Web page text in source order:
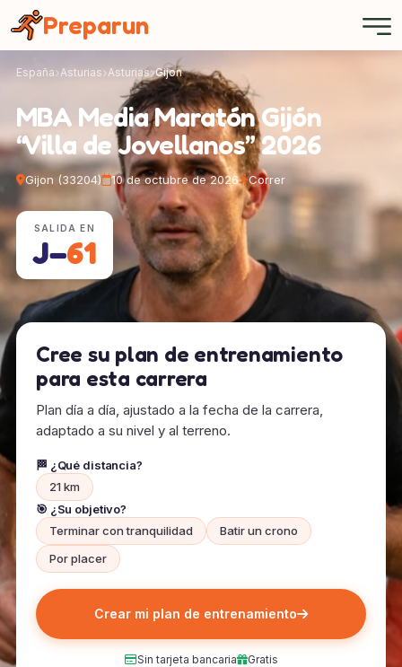
Preparun
España Asturias Asturias Gijon
MBA Media Maratón Gijón
“Villa de Jovellanos” 2026
Gijon (33204) 10 de octubre de 2026 Correr
SALIDA EN
J−61
Cree su plan de entrenamiento
para esta carrera
Plan día a día, ajustado a la fecha de la carrera,
adaptado a su nivel y al terreno.
🏁 ¿Qué distancia?
21 km
🎯 ¿Su objetivo?
Terminar con tranquilidad
Batir un crono
Por placer
Crear mi plan de entrenamiento
Sin tarjeta bancaria Gratis
Panel de gestión de cookies